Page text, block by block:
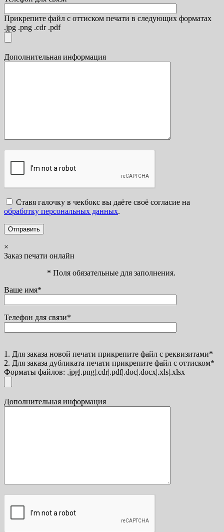
Прикрепите файл с оттиском печати в следующих форматах
.jpg .png .cdr .pdf
Дополнительная информация
Ставя галочку в чекбокс вы даёте своё согласие на
обработку персональных данных.
×
Заказ печати онлайн
* Поля обязательные для заполнения.
Ваше имя*
Телефон для связи*
1. Для заказа новой печати прикрепите файл с реквизитами*
2. Для заказа дубликата печати прикрепите файл с оттиском*
Форматы файлов: .jpg|.png|.cdr|.pdf|.doc|.docx|.xls|.xlsx
Дополнительная информация